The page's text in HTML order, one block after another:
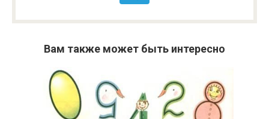
Вам также может быть интересно